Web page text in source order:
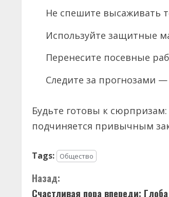
Не спешите высаживать
Используйте защитные
Перенесите посевные
Следите за прогнозами
Будьте готовы к
подчиняется привычным
Tags: Общество
П
Назад:
Счастливая пора впереди: